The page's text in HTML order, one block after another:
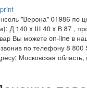
print
"Верона" 01986 по
Д 140 x Ш 40 x В 87 ,
Вы можете on-line в
по телефону 8 800
Московская